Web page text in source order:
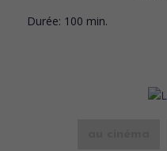
Durée: 100 min.